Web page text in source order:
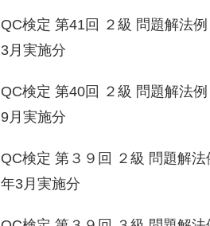
QC検定 第41回 ２級 問題解法
3月実施分
QC検定 第40回 ２級 問題解法
9月実施分
QC検定 第３９回 ２級 問題解法
年3月実施分